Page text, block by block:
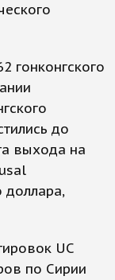
гонконгского
до
выхода на
доллара,
UC
по Сирии